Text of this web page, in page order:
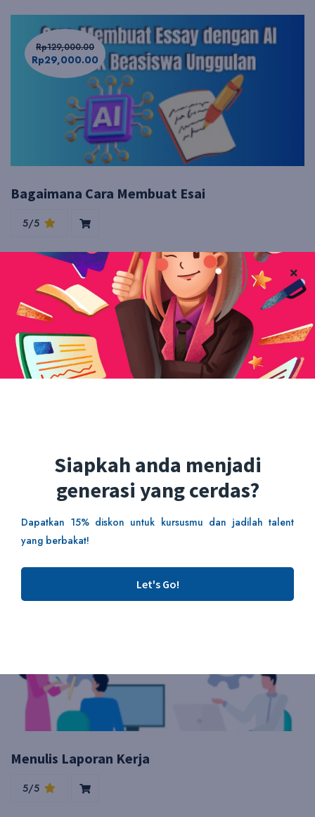
Rp129,000.00
Rp29,000.00
Bagaimana Cara Membuat Esai
5/5
1 Lessons 83 Students
Rp29,000.00
1 Lessons
Menulis Laporan Kerja
5/5
Siapkah anda menjadi
generasi yang cerdas?
Dapatkan 15% diskon untuk kursusmu dan jadilah talent
yang berbakat!
Let's Go!